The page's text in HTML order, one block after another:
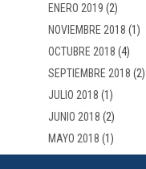
ENERO 2019 (2)
NOVIEMBRE 2018 (1)
OCTUBRE 2018 (4)
SEPTIEMBRE 2018 (2)
JULIO 2018 (1)
JUNIO 2018 (2)
MAYO 2018 (1)